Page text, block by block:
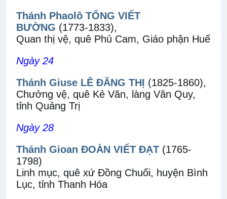
Thánh Phaolô TỐNG VIẾT
BƯỜNG (1773-1833),
Quan thị vệ, quê Phủ Cam, Giáo phận Huế
Ngày 24
Thánh Giuse LÊ ĐĂNG THỊ (1825-1860),
Chưởng vệ, quê Kẻ Văn, làng Văn Quy,
tỉnh Quảng Trị
Ngày 28
Thánh Gioan ĐOÀN VIẾT ĐẠT (1765-
1798)
Linh mục, quê xứ Đồng Chuối, huyện Bình
Lục, tỉnh Thanh Hóa